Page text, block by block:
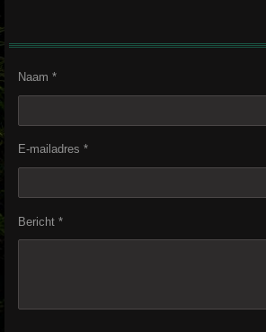
Naam *
E-mailadres *
Bericht *